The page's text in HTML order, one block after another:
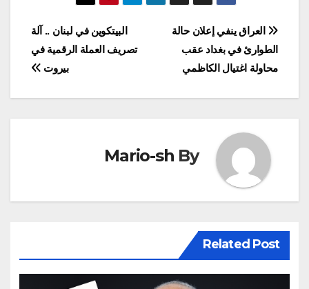
تصفّح
المقالات
البيتكوين في لبنان .. آلة
تصريف العملة الرقمية في
بيروت
العراق ينفي إعلان حالة
الطوارئ في بغداد عقب
محاولة اغتيال الكاظمي
By
Mario-sh
Related Post